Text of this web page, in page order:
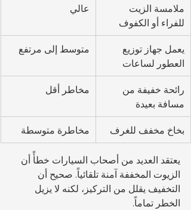
ملامسة الزيت
للفراء أو الكفوف
عالي
يعمل جهاز توزيع
العطور لساعات
متوسط إلى مرتفع
رائحة خفيفة من
مسافة بعيدة
مخاطر أقل
بخاخ مخفف للغرف مخاطرة متوسطة
يعتقد العديد من أصحاب السيارات خطأً أن
الزيوت المخففة آمنة تلقائياً. صحيح أن
التخفيف يقلل من التركيز، لكنه لا يزيل
الخطر تماماً.